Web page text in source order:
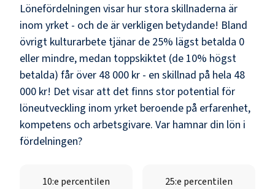
Lönefördelningen visar hur stora skillnaderna är
inom yrket - och de är verkligen betydande! Bland
övrigt kulturarbete tjänar de 25% lägst betalda 0
eller mindre, medan toppskiktet (de 10% högst
betalda) får över 48 000 kr - en skillnad på hela 48
000 kr! Det visar att det finns stor potential för
löneutveckling inom yrket beroende på erfarenhet,
kompetens och arbetsgivare. Var hamnar din lön i
fördelningen?
10:e percentilen 25:e percentilen